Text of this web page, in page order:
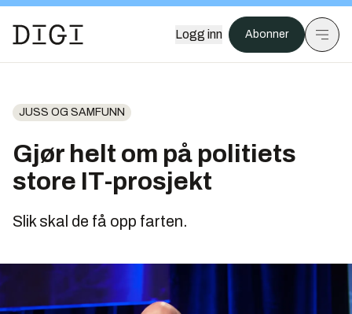
Logg inn Abonner
JUSS OG SAMFUNN
Gjør helt om på politiets
store IT-prosjekt
Slik skal de få opp farten.